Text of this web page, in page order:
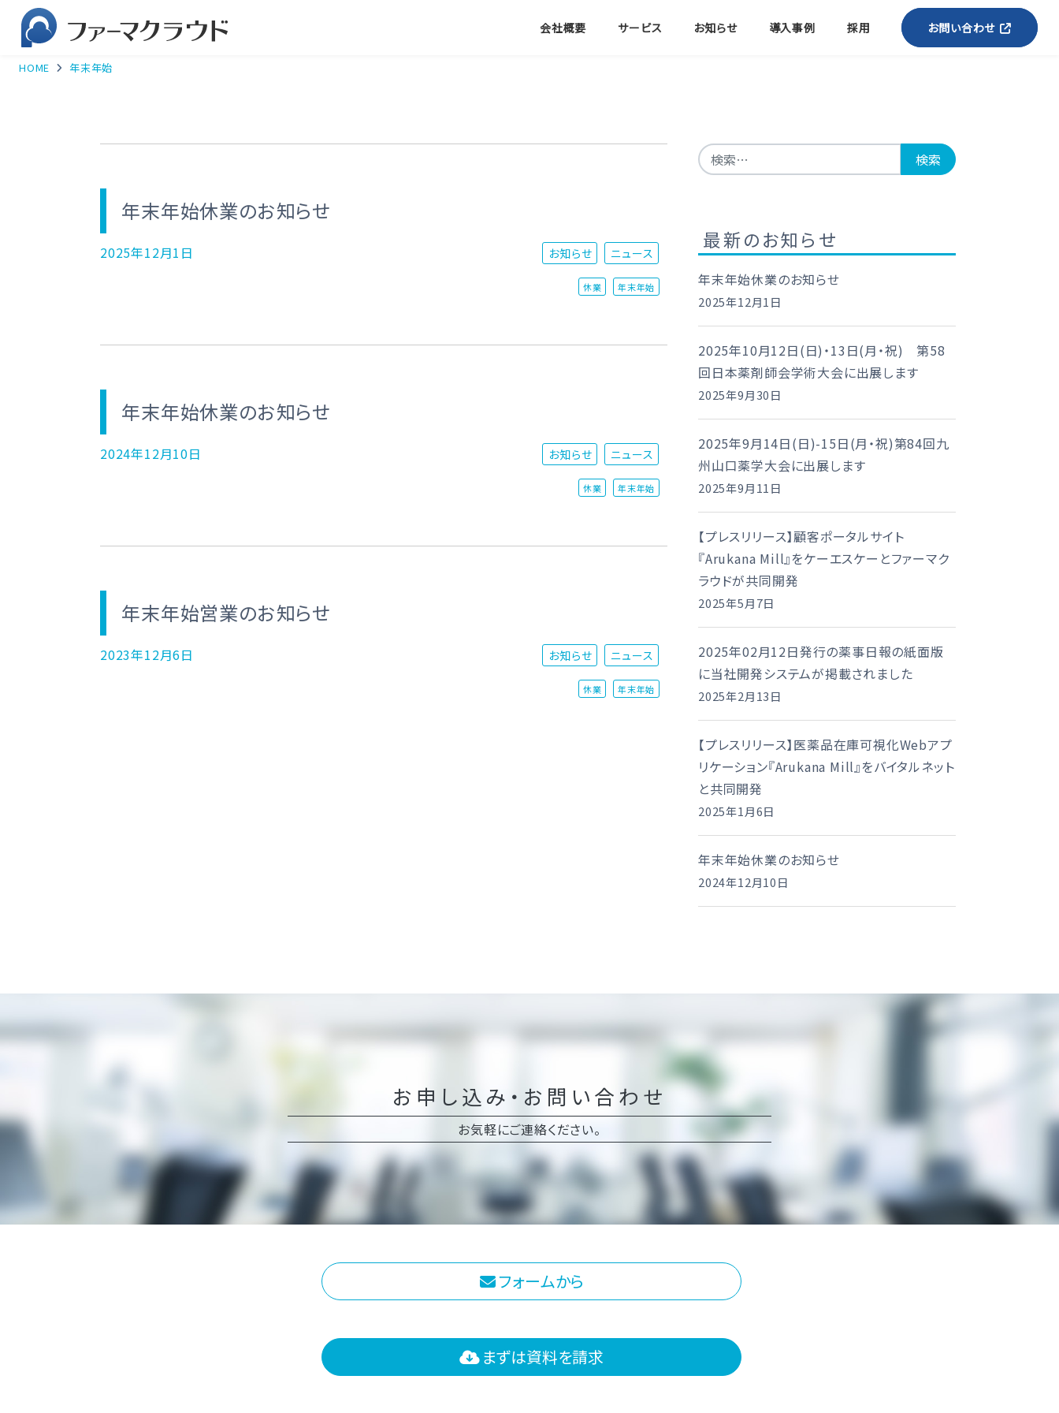
会社概要 サービス お知らせ 導入事例 採用 お問い合わせ
HOME 年末年始
年末年始休業のお知らせ
2025年12月1日 お知らせ ニュース
休業 年末年始
年末年始休業のお知らせ
2024年12月10日 お知らせ ニュース
休業 年末年始
年末年始営業のお知らせ
2023年12月6日 お知らせ ニュース
休業 年末年始
検索:
最新のお知らせ
年末年始休業のお知らせ
2025年12月1日
2025年10月12日(日)・13日(月・祝) 第58
回日本薬剤師会学術大会に出展します
2025年9月30日
2025年9月14日(日)-15日(月・祝)第84回九
州山口薬学大会に出展します
2025年9月11日
【プレスリリース】顧客ポータルサイト
『Arukana Mill』をケーエスケーとファーマク
ラウドが共同開発
2025年5月7日
2025年02月12日発行の薬事日報の紙面版
に当社開発システムが掲載されました
2025年2月13日
【プレスリリース】医薬品在庫可視化Webアプ
リケーション『Arukana Mill』をバイタルネット
と共同開発
2025年1月6日
年末年始休業のお知らせ
2024年12月10日
お申し込み・お問い合わせ
お気軽にご連絡ください。
フォームから
まずは資料を請求